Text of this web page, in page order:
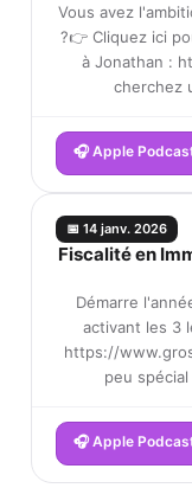
Vous avez
?👉 Cliquez ici
à Jonathan :
cherchez
🎧 Apple
📅 14 janv. 2026
Fiscalité en
Démarre
activant les 3
https://
peu
🎧 Apple